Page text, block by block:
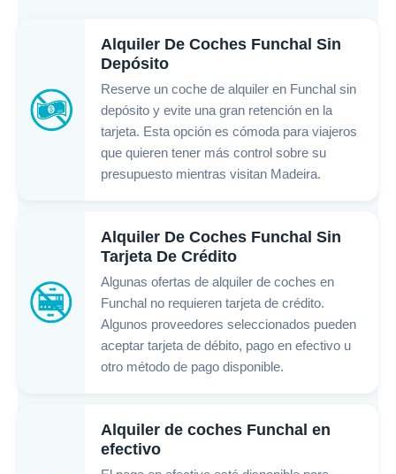
Alquiler De Coches Funchal Sin
Depósito
Reserve un coche de alquiler en Funchal sin
depósito y evite una gran retención en la
tarjeta. Esta opción es cómoda para viajeros
que quieren tener más control sobre su
presupuesto mientras visitan Madeira.
Alquiler De Coches Funchal Sin
Tarjeta De Crédito
Algunas ofertas de alquiler de coches en
Funchal no requieren tarjeta de crédito.
Algunos proveedores seleccionados pueden
aceptar tarjeta de débito, pago en efectivo u
otro método de pago disponible.
Alquiler de coches Funchal en
efectivo